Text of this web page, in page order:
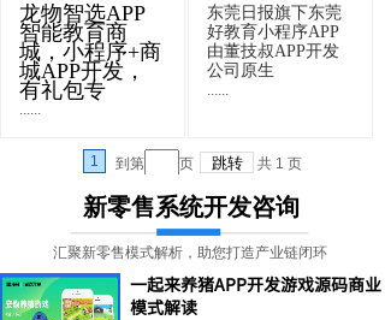
龙物智选APP
智能教育商
城，小程序+商
城APP开发，
有礼包专
......
东莞日报旗下东莞
好教育小程序APP
由董技叔APP开发
公司原生
......
1 到第 页 共 1 页
新零售系统开发咨询
汇聚新零售模式解析，助您打造产业链闭环
一起来养猪APP开发游戏源码商业
模式解读